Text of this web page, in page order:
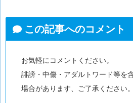
この記事へのコメント
お気軽にコメントください。
誹謗・中傷・アダルトワード等を
場合があります、ご了承ください。